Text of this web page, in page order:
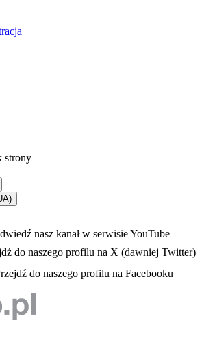
się w nowej karcie
strony
- otwiera się w nowej karcie
nasz kanał w serwisie YouTube
w nowej karcie
do naszego profilu na X (dawniej Twitter)
- otwiera się w nowej karcie
do naszego profilu na Facebooku